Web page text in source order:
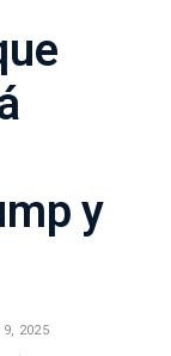
y
9, 2025